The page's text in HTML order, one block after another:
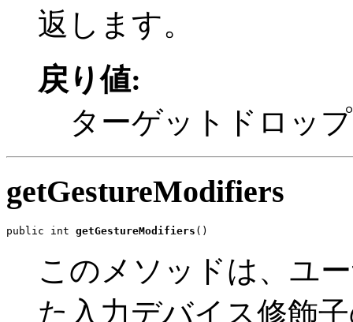
返します。
戻り値:
ターゲットドロッ
getGestureModifiers
public int getGestureModifiers ()
このメソッドは、ユ
た入力デバイス修飾